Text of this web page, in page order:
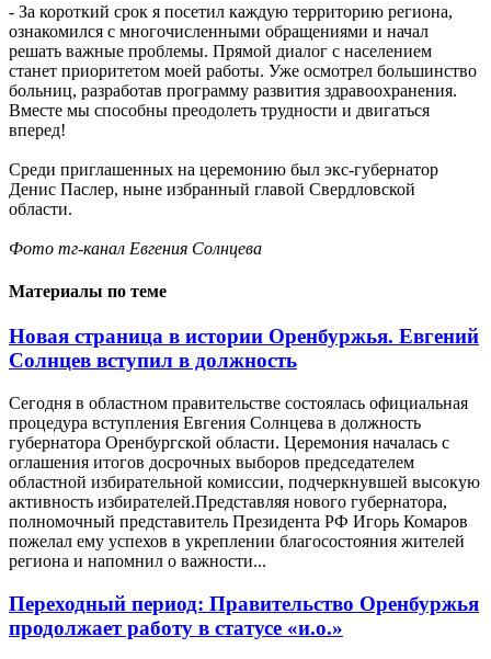
- За короткий срок я посетил каждую территорию региона,
ознакомился с многочисленными обращениями и начал
решать важные проблемы. Прямой диалог с населением
станет приоритетом моей работы. Уже осмотрел большинство
больниц, разработав программу развития здравоохранения.
Вместе мы способны преодолеть трудности и двигаться
вперед!
Среди приглашенных на церемонию был экс-губернатор
Денис Паслер, ныне избранный главой Свердловской
области.
Фото тг-канал Евгения Солнцева
Материалы по теме
Новая страница в истории Оренбуржья. Евгений
Солнцев вступил в должность
Сегодня в областном правительстве состоялась официальная
процедура вступления Евгения Солнцева в должность
губернатора Оренбургской области. Церемония началась с
оглашения итогов досрочных выборов председателем
областной избирательной комиссии, подчеркнувшей высокую
активность избирателей.Представляя нового губернатора,
полномочный представитель Президента РФ Игорь Комаров
пожелал ему успехов в укреплении благосостояния жителей
региона и напомнил о важности...
Переходный период: Правительство Оренбуржья
продолжает работу в статусе «и.о.»